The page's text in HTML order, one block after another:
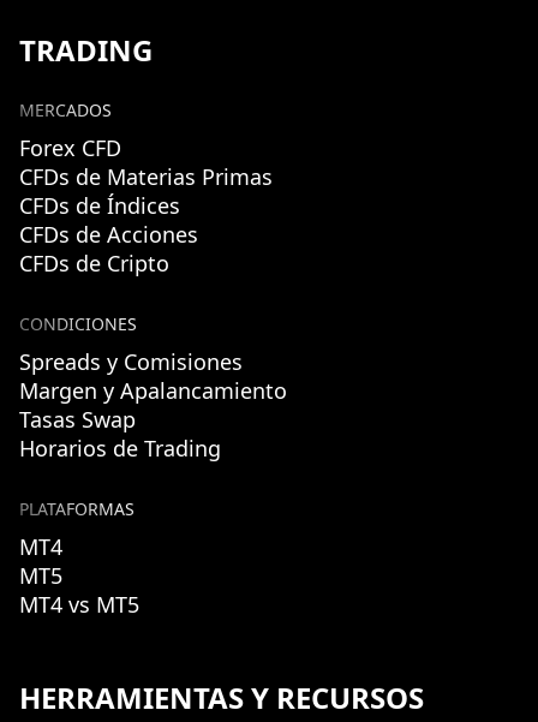
TRADING
MERCADOS
Forex CFD
CFDs de Materias Primas
CFDs de Índices
CFDs de Acciones
CFDs de Cripto
CONDICIONES
Spreads y Comisiones
Margen y Apalancamiento
Tasas Swap
Horarios de Trading
PLATAFORMAS
MT4
MT5
MT4 vs MT5
HERRAMIENTAS Y RECURSOS